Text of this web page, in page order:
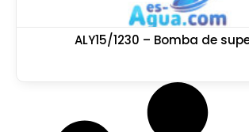
ALY15/1230 – Bomba de